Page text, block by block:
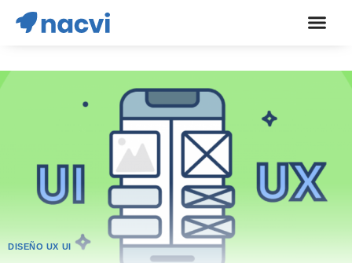
DISEÑO UX UI